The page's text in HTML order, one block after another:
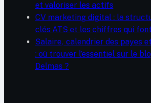
et valoriser les actifs
CV marketing digital : la
clés ATS et les chiffres qui
Salaire, calendrier des payes
: où trouver l’essentiel sur le
Delmas ?